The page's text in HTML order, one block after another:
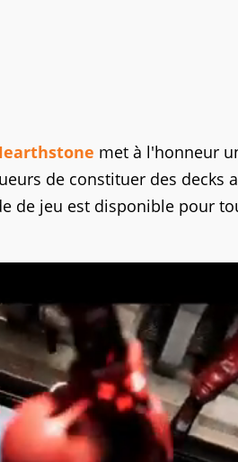
met à l'honneur
de constituer des decks
de jeu est disponible pour